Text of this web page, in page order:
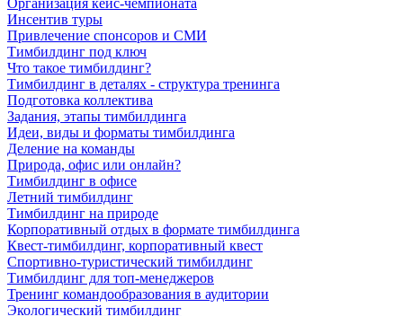
Организация кейс-чемпионата
Инсентив туры
Привлечение спонсоров и СМИ
Тимбилдинг под ключ
Что такое тимбилдинг?
Тимбилдинг в деталях - структура тренинга
Подготовка коллектива
Задания, этапы тимбилдинга
Идеи, виды и форматы тимбилдинга
Деление на команды
Природа, офис или онлайн?
Тимбилдинг в офисе
Летний тимбилдинг
Тимбилдинг на природе
Корпоративный отдых в формате тимбилдинга
Квест-тимбилдинг, корпоративный квест
Спортивно-туристический тимбилдинг
Тимбилдинг для топ-менеджеров
Тренинг командообразования в аудитории
Экологический тимбилдинг